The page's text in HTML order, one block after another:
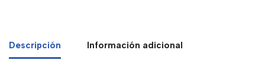
Descripción Información adicional